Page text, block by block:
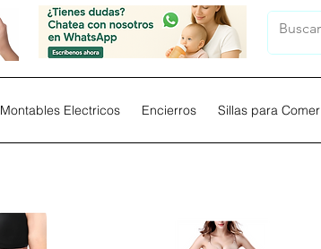
Montables Electricos Encierros Sillas para Comer